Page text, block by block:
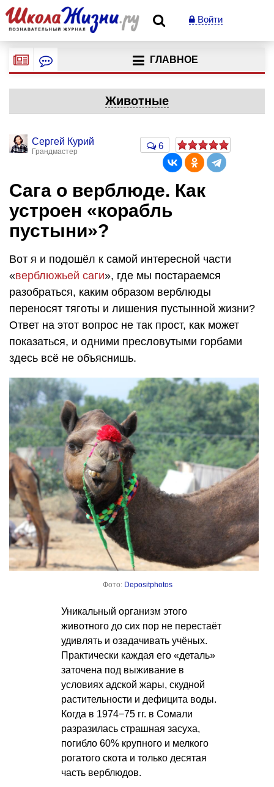
Войти
ГЛАВНОЕ
Животные
Сергей Курий
Грандмастер
6
Сага о верблюде. Как
устроен «корабль
пустыни»?
Вот я и подошёл к самой интересной части
«верблюжьей саги», где мы постараемся
разобраться, каким образом верблюды
переносят тяготы и лишения пустынной жизни?
Ответ на этот вопрос не так прост, как может
показаться, и одними пресловутыми горбами
здесь всё не объяснишь.
Фото: Depositphotos
Уникальный организм этого
животного до сих пор не перестаёт
удивлять и озадачивать учёных.
Практически каждая его «деталь»
заточена под выживание в
условиях адской жары, скудной
растительности и дефицита воды.
Когда в 1974−75 гг. в Сомали
разразилась страшная засуха,
погибло 60% крупного и мелкого
рогатого скота и только десятая
часть верблюдов.